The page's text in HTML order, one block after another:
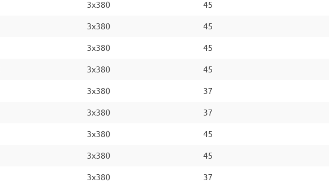
3x380 45
3x380 45
3x380 45
3x380 45
3x380 37
3x380 37
3x380 45
3x380 45
3x380 37